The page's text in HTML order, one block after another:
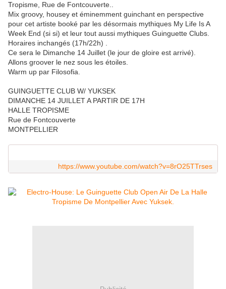
Tropisme, Rue de Fontcouverte..
Mix groovy, housey et éminemment guinchant en perspective
pour cet artiste booké par les désormais mythiques My Life Is A
Week End (si si) et leur tout aussi mythiques Guinguette Clubs.
Horaires inchangés (17h/22h) .
Ce sera le Dimanche 14 Juillet (le jour de gloire est arrivé).
Allons groover le nez sous les étoiles.
Warm up par Filosofia.
GUINGUETTE CLUB W/ YUKSEK
DIMANCHE 14 JUILLET A PARTIR DE 17H
HALLE TROPISME
Rue de Fontcouverte
MONTPELLIER
https://www.youtube.com/watch?v=8rO25TTrses